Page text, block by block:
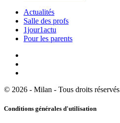
Actualités
Salle des profs
1jour1actu
Pour les parents
© 2026 - Milan - Tous droits réservés
Conditions générales d'utilisation